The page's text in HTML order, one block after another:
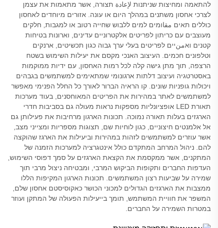
להתאמה ומחיצות שניתנות لإعادة תצורה, אשר מתאמות את עצמן
לצרכי אחסון משתנים במהלך היום או עונה. אזורים מיוחדים לאחסון
כוללים תאים مقاומים למים ללבוש שחייה רטוב או למגבות, חלקים
מעוצבים עם כריתון לפריטים אלקטרוניים עדינים, וארונות בטיחות
קטנים ואمنיים לפריטים בעלי ערך גבוה כגון תכשיטים, ארנקים
וטלפונים חכמים. העיצוב האנכי מקסם את יעילות השימוש בשטח
הרצפה, תוך מתן גישה קלה לכל רמות האחסון, עם ידיות ממוקמות
באסטרטגיה ועיצוב דלתות ארגונומי שמתאימים למשתמשים בגבהים
ויכולות גופניות שונים. קו הראיה הברור לאורך כל החלל הפנימי מאפשר
למשתמשים לאתר במהירות את הפריטים המאוחסנים, בעוד מערכות
תאורת LED אופציונליות מספקות נראות מעולה גם בסביבות חדרי
הארגזים בעלות תאורה נמוכה. תכונות הארגון מרחיבות את פעילותן גם
אל אלמנטים חיצוניים, כגון לוחיות שם, תצוגות מספריות ומצייני מצב,
אשר עוזרים למשתמשים לזהות במהירות וביעילות את הארגז שהוקצה
להם. ניהול המרחב המתקדם כולל אינטגרציה למערכות הזמנה של
המתקנים, אשר ממקסמת את הקצאת הארגזים על סמך דפוסי השימוש,
העדפות החברים ותקופות הביקוש המרבי, ומבטיחה ניצול מרבי תוך
שמירה על שביעות רצון המשתמשים. תכונות הארגון המקיפות הללו
ממצבות את הארגזים הגדולים למכוני הכושר כאקוסיסטם אחסון שלם,
המשפר את חוויית המשתמש, תומך בייעילות הפעולה של המתקן ועוזר
במטרות השמירה על החברים.